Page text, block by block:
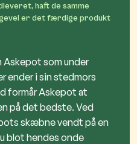
haft de samme
er det færdige produkt
Askepot som under
ender i sin stedmors
formår Askepot at
på det bedste. Ved
skæbne vendt på en
blot hendes onde